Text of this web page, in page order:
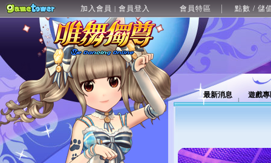
加入會員 | 會員登入 會員特區 點數 / 儲
最新消息 遊戲